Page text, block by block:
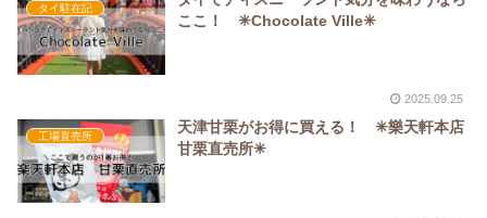
タイ駐在記
ここ！ ✳︎Chocolate Ville✳︎
2025.09.25
工場直売所
天津甘栗がお得に買える！ ✳︎樂天軒本店
甘栗直売所✳︎